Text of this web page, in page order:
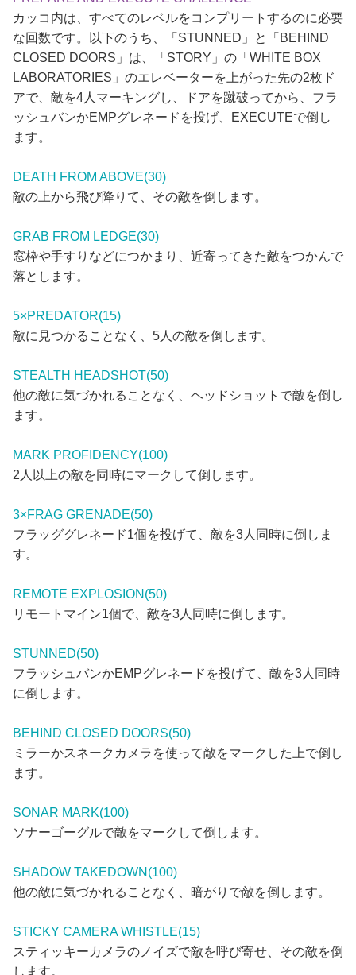
カッコ内は、すべてのレベルをコンプリートするのに必要
な回数です。以下のうち、「STUNNED」と「BEHIND
CLOSED DOORS」は、「STORY」の「WHITE BOX
LABORATORIES」のエレベーターを上がった先の2枚ド
アで、敵を4人マーキングし、ドアを蹴破ってから、フラ
ッシュバンかEMPグレネードを投げ、EXECUTEで倒し
ます。
DEATH FROM ABOVE(30)
敵の上から飛び降りて、その敵を倒します。
GRAB FROM LEDGE(30)
窓枠や手すりなどにつかまり、近寄ってきた敵をつかんで
落とします。
5×PREDATOR(15)
敵に見つかることなく、5人の敵を倒します。
STEALTH HEADSHOT(50)
他の敵に気づかれることなく、ヘッドショットで敵を倒し
ます。
MARK PROFIDENCY(100)
2人以上の敵を同時にマークして倒します。
3×FRAG GRENADE(50)
フラッググレネード1個を投げて、敵を3人同時に倒しま
す。
REMOTE EXPLOSION(50)
リモートマイン1個で、敵を3人同時に倒します。
STUNNED(50)
フラッシュバンかEMPグレネードを投げて、敵を3人同時
に倒します。
BEHIND CLOSED DOORS(50)
ミラーかスネークカメラを使って敵をマークした上で倒し
ます。
SONAR MARK(100)
ソナーゴーグルで敵をマークして倒します。
SHADOW TAKEDOWN(100)
他の敵に気づかれることなく、暗がりで敵を倒します。
STICKY CAMERA WHISTLE(15)
スティッキーカメラのノイズで敵を呼び寄せ、その敵を倒
します。